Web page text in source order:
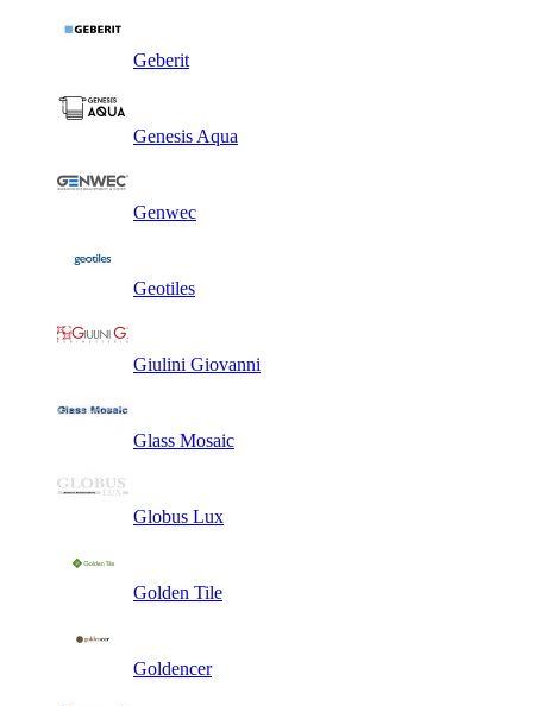
Geberit
Genesis Aqua
Genwec
Geotiles
Giulini Giovanni
Glass Mosaic
Globus Lux
Golden Tile
Goldencer